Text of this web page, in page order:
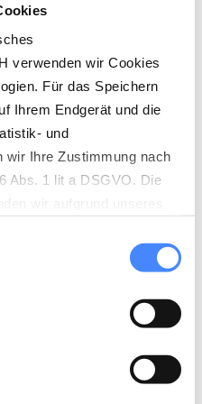
verwenden wir Cookies
Für das Speichern
Ihrem Endgerät und die
und
wir Ihre Zustimmung nach
Abs. 1 lit a DSGVO. Die
unserer
nur gesetzt, wenn eine
wird über den sog.